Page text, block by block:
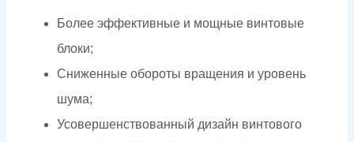
Более эффективные и мощные винтовые
блоки;
Сниженные обороты вращения и уровень
шума;
Усовершенствованный дизайн винтового